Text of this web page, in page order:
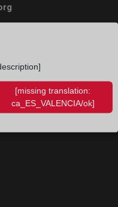
(abre en ventana nueva)
(abre en ventana nueva)
en ventana nueva)
[missing translation:
ca_ES_VALENCIA/ok]